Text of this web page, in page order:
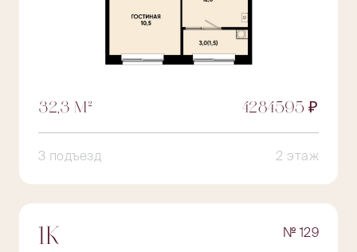
32,3 М² 4284595 ₽
3 подъезд 2 этаж
1К № 129